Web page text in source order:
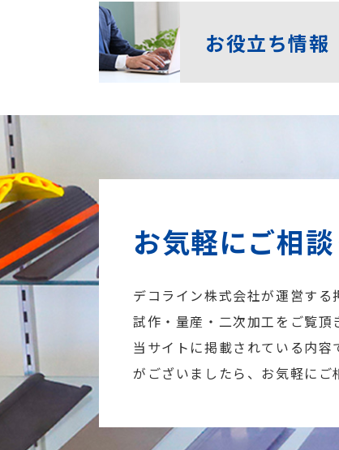
お役立ち情報
お気軽にご相
デコライン株式会社が運営す
試作・量産・二次加工をご覧頂
当サイトに掲載されている内
がございましたら、お気軽にご